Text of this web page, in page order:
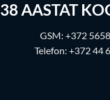
38 AASTAT
GSM: +372
Telefon: +372 44